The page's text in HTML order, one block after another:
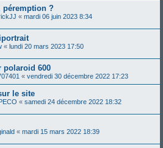
péremption ?
« mardi 06 juin 2023 8:34
« lundi 20 mars 2023 17:50
polaroid 600
« vendredi 30 décembre 2022 17:23
le site
« samedi 24 décembre 2022 18:32
« mardi 15 mars 2022 18:39